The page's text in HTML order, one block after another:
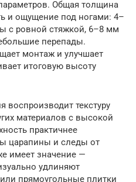
Общая толщина
и ощущение под ногами: 4–
с ровной стяжкой, 6–8 мм
перепады.
монтаж и улучшает
итоговую высоту
воспроизводит текстуру
материалов с высокой
практичнее
царапины и следы от
имеет значение —
удлиняют
прямоугольные плитки